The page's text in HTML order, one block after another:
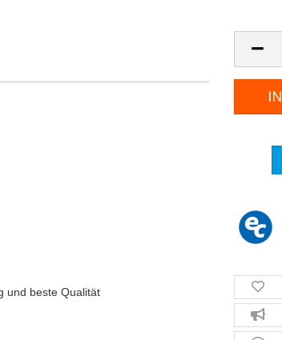
und beste Qualität